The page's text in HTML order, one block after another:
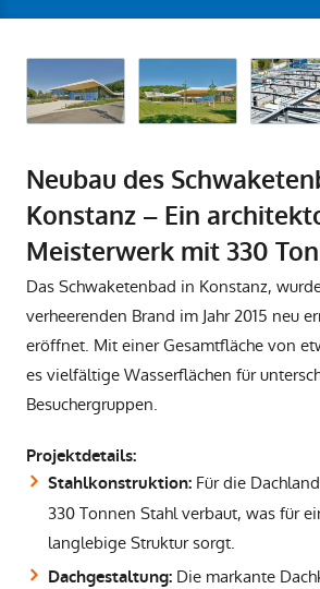
Neubau des
Konstanz – Ein
Meisterwerk mit 330
Das Schwaketenbad in Konstanz,
verheerenden Brand im Jahr 2015 neu
eröffnet. Mit einer Gesamtfläche von
es vielfältige Wasserflächen für
Besuchergruppen.
Projektdetails:
Stahlkonstruktion: Für die
330 Tonnen Stahl verbaut, was für
langlebige Struktur sorgt.
Dachgestaltung: Die markante